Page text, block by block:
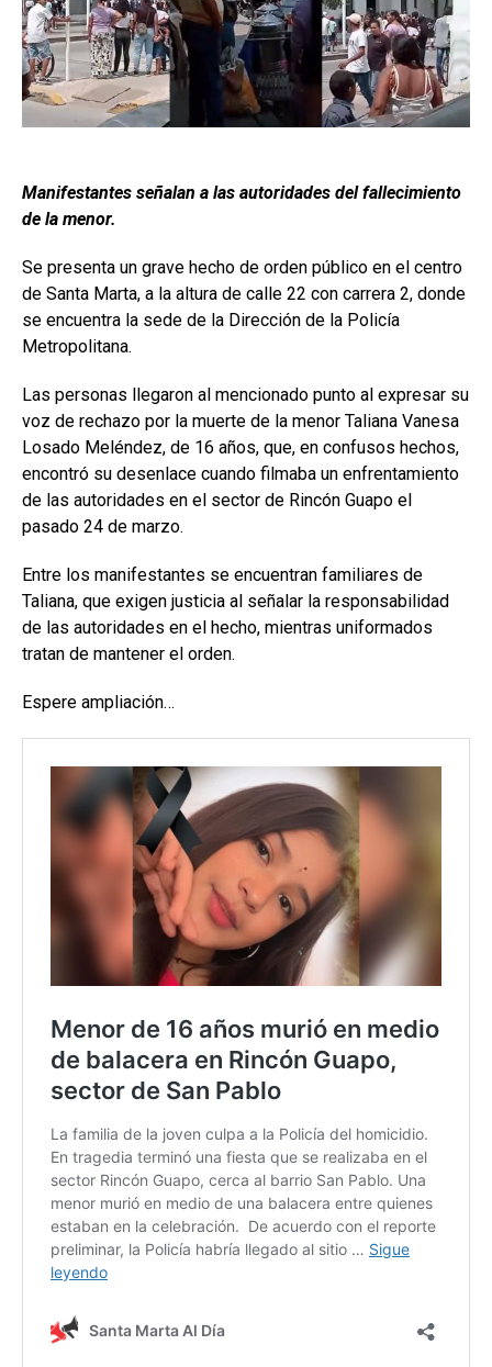
Manifestantes señalan a las autoridades del fallecimiento
de la menor.
Se presenta un grave hecho de orden público en el centro
de Santa Marta, a la altura de calle 22 con carrera 2, donde
se encuentra la sede de la Dirección de la Policía
Metropolitana.
Las personas llegaron al mencionado punto al expresar su
voz de rechazo por la muerte de la menor Taliana Vanesa
Losado Meléndez, de 16 años, que, en confusos hechos,
encontró su desenlace cuando filmaba un enfrentamiento
de las autoridades en el sector de Rincón Guapo el
pasado 24 de marzo.
Entre los manifestantes se encuentran familiares de
Taliana, que exigen justicia al señalar la responsabilidad
de las autoridades en el hecho, mientras uniformados
tratan de mantener el orden.
Espere ampliación…